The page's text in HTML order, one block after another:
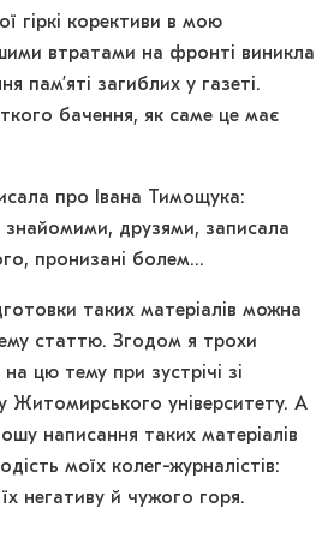
гіркі корективи в мою
втратами на фронті виникла
пам’яті загиблих у газеті.
бачення, як саме це має
про Івана Тимощука:
знайомими, друзями, записала
пронизані болем…
таких матеріалів можна
статтю. Згодом я трохи
цю тему при зустрічі зі
Житомирського університету. А
написання таких матеріалів
моїх колег-журналістів:
негативу й чужого горя.